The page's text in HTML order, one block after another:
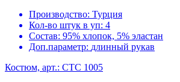
Производство: Турция
Кол-во штук в уп: 4
Состав: 95% хлопок, 5% эластан
Доп.параметр: длинный рукав
Костюм, арт.: CTC 1005